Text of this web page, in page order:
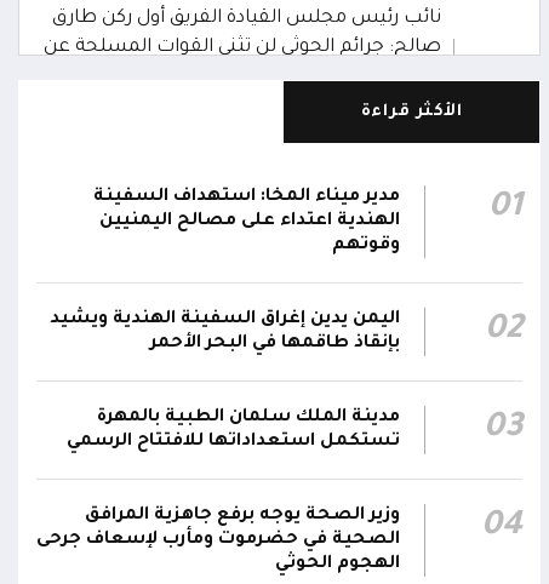
نائب رئيس مجلس القيادة الفريق أول ركن طارق
صالح: جرائم الحوثي لن تثني القوات المسلحة عن
أداء واجبها الوطني واستعادة الدولة وعاصمتها
صنعاء
00:28
صالح يشيد بالروح القتالية العالية لكافة منتسبي
الفرقتين الأولى والثالثة وحسن التعامل مع
الموقف وثبات المقاتلين في مواقعهم
00:26
الفريق أول ركن طارق صالح يعزي في اتصالين
هاتفيين قائدي الفرقتين الأولى والثالثة طوارئ في
استشهاد عدد من الأبطال بالهجوم الحوثي الغادر
اللجنة الأمنية بحضرموت تدين هجوم مليشيا
الحوثي على القوات المسلحة وتؤكد استمرار
والاستقرار
جدد #المكتب_السياسي تمسكه بمواصلة النضال
الأكثر قراءة
01
مدير ميناء المخا: استهداف السفينة
الهندية اعتداء على مصالح اليمنيين
وقوتهم
02
اليمن يدين إغراق السفينة الهندية ويشيد
بإنقاذ طاقمها في البحر الأحمر
03
مدينة الملك سلمان الطبية بالمهرة
تستكمل استعداداتها للافتتاح الرسمي
04
وزير الصحة يوجه برفع جاهزية المرافق
الصحية في حضرموت ومأرب لإسعاف جرحى
الهجوم الحوثي